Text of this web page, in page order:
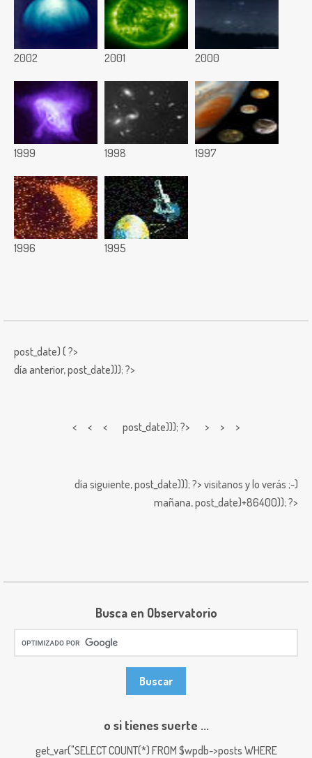
2002 2001 2000
1999 1998 1997
1996 1995
post_date) { ?>
día anterior,post_date))); ?>
< < < post_date))); ?> > > >
día siguiente,post_date))); ?> visitanos y lo verás ;-)
mañana,post_date)+86400)); ?>
Busca en Observatorio
o si tienes suerte ...
get_var("SELECT COUNT(*) FROM $wpdb->posts WHERE